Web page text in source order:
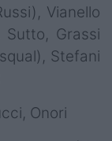
Vianello
Sutto, Grassi
Stefani
Onori